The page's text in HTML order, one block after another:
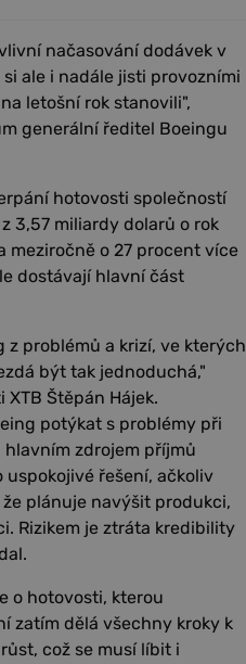
načasování dodávek v
ale i nadále jisti provozními
letošní rok stanovili",
generální ředitel Boeingu
hotovosti společností
3,57 miliardy dolarů o rok
meziročně o 27 procent více
dostávají hlavní část
z problémů a krizí, ve kterých
být tak jednoduchá,"
Štěpán Hájek.
potýkat s problémy při
hlavním zdrojem příjmů
řešení, ačkoliv
plánuje navýšit produkci,
Rizikem je ztráta kredibility
o hotovosti, kterou
zatím dělá všechny kroky k
což se musí líbit i